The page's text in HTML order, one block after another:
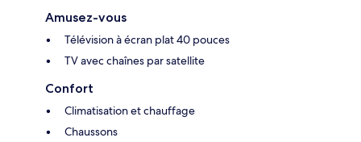
Amusez-vous
Télévision à écran plat 40 pouces
TV avec chaînes par satellite
Confort
Climatisation et chauffage
Chaussons